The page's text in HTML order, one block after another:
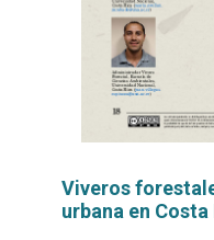
Viveros
urbana en Costa